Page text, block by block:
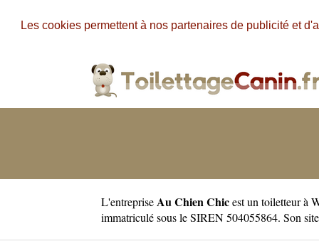
Les cookies permettent à nos partenaires de publicité et
L'entreprise Au Chien Chicest un toiletteur à
immatriculé sous le SIREN 504055864. Son